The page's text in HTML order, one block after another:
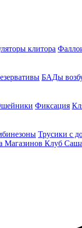
клитора
БАДы
Фиксация
Трусики с
Магазинов Клуб